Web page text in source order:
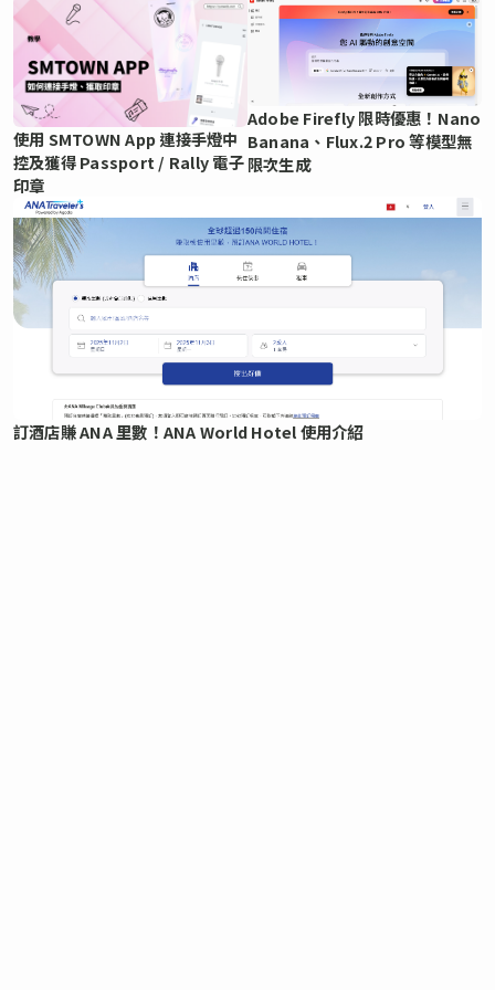
使用 SMTOWN App 連接手燈中
控及獲得 Passport / Rally 電子
印章
Adobe Firefly 限時優惠！Nano
Banana、Flux.2 Pro 等模型無
限次生成
訂酒店賺 ANA 里數！ANA World Hotel 使用介紹